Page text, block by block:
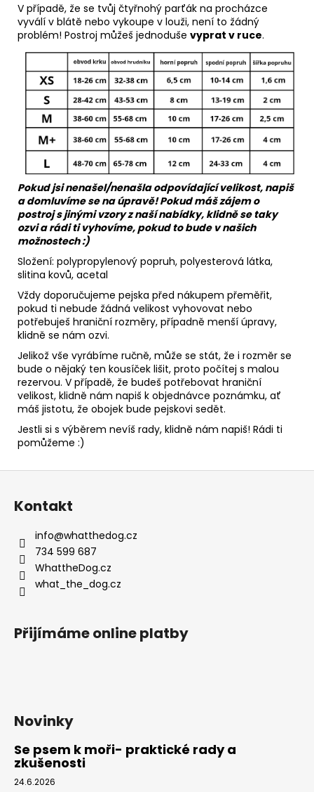
V případě, že se tvůj čtyřnohý parťák na procházce
vyválí v blátě nebo vykoupe v louži, není to žádný
problém! Postroj můžeš jednoduše vyprat v ruce.
Pokud jsi nenašel/nenašla odpovídající velikost, napiš
a domluvíme se na úpravě! Pokud máš zájem o
postroj s jinými vzory z naší nabídky, klidně se taky
ozvi a rádi ti vyhovíme, pokud to bude v našich
možnostech :)
Složení: polypropylenový popruh, polyesterová látka,
slitina kovů, acetal
Vždy doporučujeme pejska před nákupem přeměřit,
pokud ti nebude žádná velikost vyhovovat nebo
potřebuješ hraniční rozměry, případně menší úpravy,
klidně se nám ozvi.
Jelikož vše vyrábíme ručně, může se stát, že i rozměr se
bude o nějaký ten kousíček lišit, proto počítej s malou
rezervou. V případě, že budeš potřebovat hraniční
velikost, klidně nám napiš k objednávce poznámku, ať
máš jistotu, že obojek bude pejskovi sedět.
Jestli si s výběrem nevíš rady, klidně nám napiš! Rádi ti
pomůžeme :)
Kontakt
info@whatthedog.cz
734 599 687
WhattheDog.cz
what_the_dog.cz
Přijímáme online platby
Novinky
Se psem k moři- praktické rady a
zkušenosti
24.6.2026